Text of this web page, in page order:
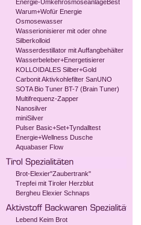
Energie-UmkehrosmoseanlageBest
Warum+Wofür Energie
Osmosewasser
Wasserionisierer mit oder ohne
Silberkolloid
Wasserdestillator mit Auffangbehälter
Wasserbeleber+Energetisierer
KOLLOIDALES Silber+Gold
Carbonit Aktivkohlefilter SanUNO
SOTA Bio Tuner BT-7 (Brain Tuner)
Multifrequenz-Zapper
Nanosilver
miniSilver
Pulser Basic+Set+Tyndalltest
Energie+Wellness Dusche
Aquabaser Flow
Brot-Elexier"Zaubertrank"
Trepfei mit Tiroler Herzblut
Bergheu Elexier Schnaps
Lebend Keim Brot